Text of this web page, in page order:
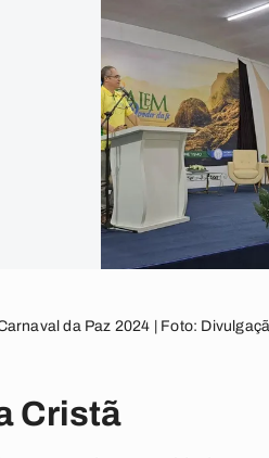
da Paz 2024 | Foto:
Cristã